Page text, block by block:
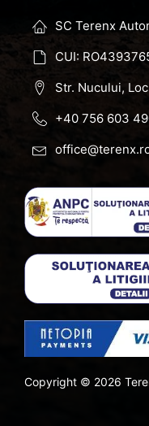
SC Terenx
CUI:
Str. Nucului,
+40 756 603
Copyright © 2026